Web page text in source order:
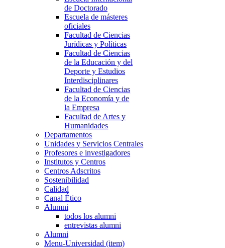
de Doctorado
Escuela de másteres
oficiales
Facultad de Ciencias
Jurídicas y Políticas
Facultad de Ciencias
de la Educación y del
Deporte y Estudios
Interdisciplinares
Facultad de Ciencias
de la Economía y de
la Empresa
Facultad de Artes y
Humanidades
Departamentos
Unidades y Servicios Centrales
Profesores e investigadores
Institutos y Centros
Centros Adscritos
Sostenibilidad
Calidad
Canal Ético
Alumni
todos los alumni
entrevistas alumni
Alumni
Menu-Universidad (item)